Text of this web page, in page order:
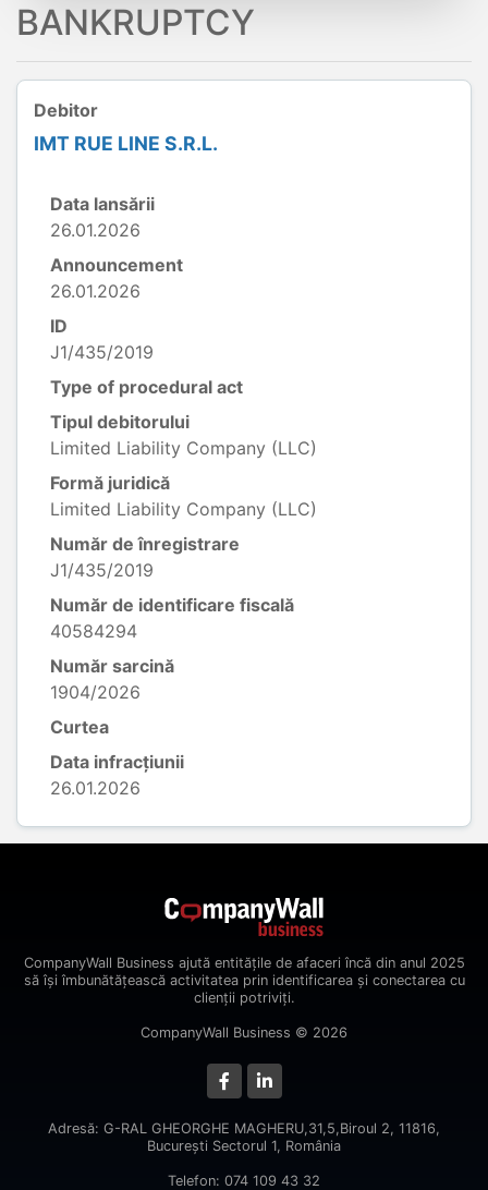
BANKRUPTCY
Debitor
IMT RUE LINE S.R.L.
Data lansării
26.01.2026
Announcement
26.01.2026
ID
J1/435/2019
Type of procedural act
Tipul debitorului
Limited Liability Company (LLC)
Formă juridică
Limited Liability Company (LLC)
Număr de înregistrare
J1/435/2019
Număr de identificare fiscală
40584294
Număr sarcină
1904/2026
Curtea
Data infracțiunii
26.01.2026
CompanyWall Business ajută entitățile de afaceri încă din anul 2025
să își îmbunătățească activitatea prin identificarea și conectarea cu
clienții potriviți.
CompanyWall Business © 2026
Adresă: G-RAL GHEORGHE MAGHERU,31,5,Biroul 2, 11816,
Bucureşti Sectorul 1, România
Telefon: 074 109 43 32